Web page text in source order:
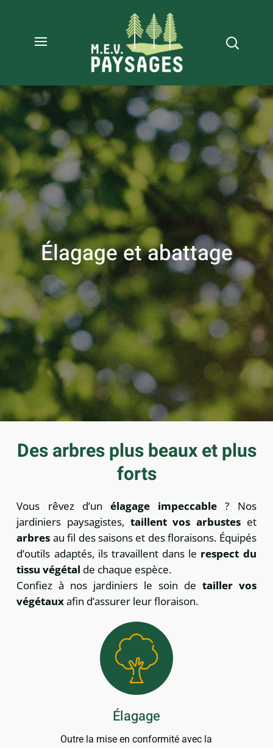
Élagage et abattage
Des arbres plus beaux et plus
forts
Vous rêvez d’un élagage impeccable ? Nos
jardiniers paysagistes, taillent vos arbusteset
arbres au fil des saisons et des floraisons. Équipés
d’outils adaptés, ils travaillent dans le respect du
tissu végétal de chaque espèce.
Confiez à nos jardiniers le soin de tailler vos
végétauxafin d’assurer leur floraison.
Élagage
Outre la mise en conformité avec la